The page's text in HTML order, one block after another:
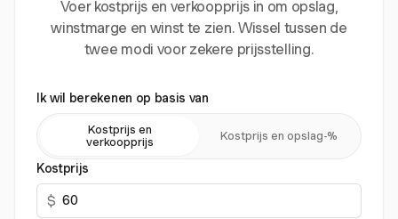
Voer kostprijs en verkoopprijs in om opslag,
winstmarge en winst te zien. Wissel tussen de
twee modi voor zekere prijsstelling.
Ik wil berekenen op basis van
Kostprijs en
verkoopprijs
Kostprijs en opslag-%
Kostprijs
$